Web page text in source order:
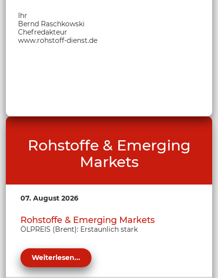
Ihr
Bernd Raschkowski
Chefredakteur
www.rohstoff-dienst.de
Rohstoffe & Emerging
Markets
07. August 2026
Rohstoffe & Emerging Markets
ÖLPREIS (Brent): Erstaunlich stark
Weiterlesen...